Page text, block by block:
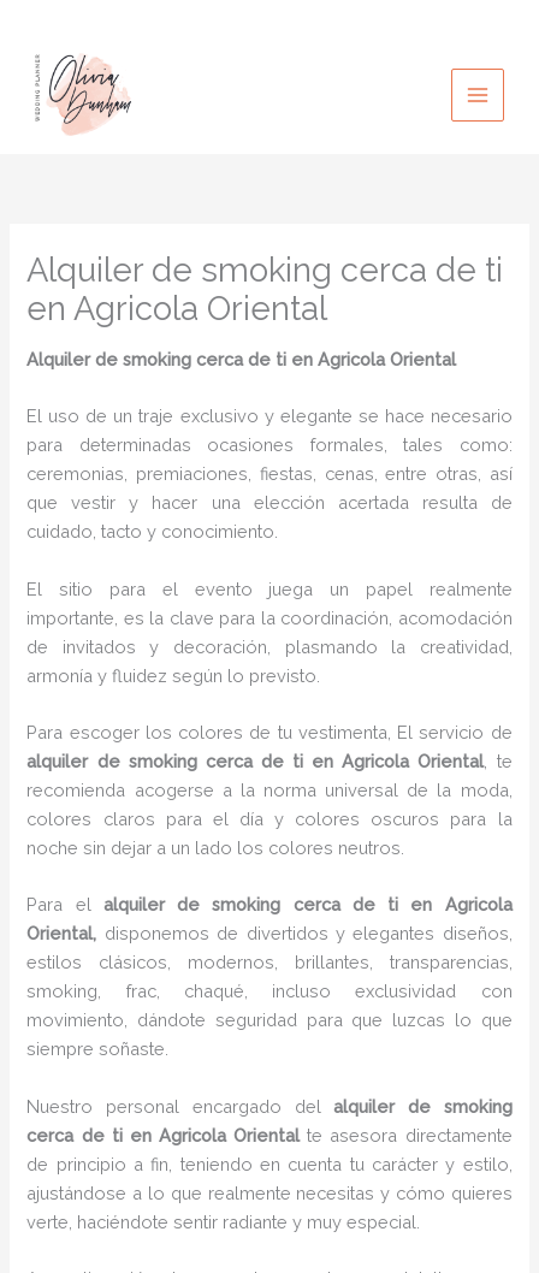
contenido
Alquiler de smoking cerca de ti
en Agricola Oriental
Alquiler de smoking cerca de ti en Agricola Oriental
El uso de un traje exclusivo y elegante se hace necesario
para determinadas ocasiones formales, tales como:
ceremonias, premiaciones, fiestas, cenas, entre otras, así
que vestir y hacer una elección acertada resulta de
cuidado, tacto y conocimiento.
El sitio para el evento juega un papel realmente
importante, es la clave para la coordinación, acomodación
de invitados y decoración, plasmando la creatividad,
armonía y fluidez según lo previsto.
Para escoger los colores de tu vestimenta, El servicio de
alquiler de smoking cerca de ti en Agricola Oriental, te
recomienda acogerse a la norma universal de la moda,
colores claros para el día y colores oscuros para la
noche sin dejar a un lado los colores neutros.
Para el alquiler de smoking cerca de ti
en Agricola
Oriental, disponemos de divertidos y elegantes diseños,
estilos clásicos, modernos, brillantes, transparencias,
smoking, frac, chaqué, incluso exclusividad con
movimiento, dándote seguridad para que luzcas lo que
siempre soñaste.
Nuestro personal encargado delalquiler de smoking
cerca de ti en Agricola Orientalte asesora directamente
de principio a fin, teniendo en cuenta tu carácter y estilo,
ajustándose a lo que realmente necesitas y cómo quieres
verte, haciéndote sentir radiante y muy especial.